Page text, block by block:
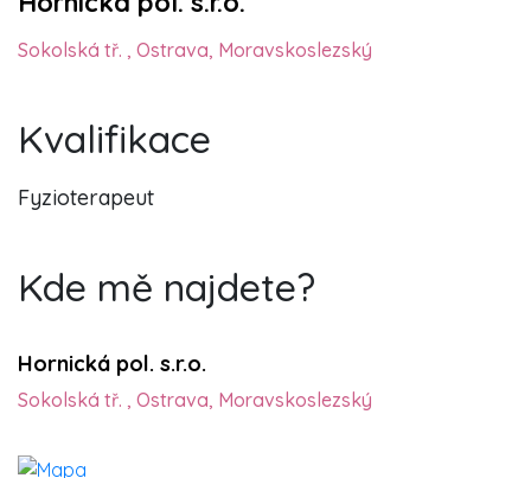
Sokolská tř. , Ostrava, Moravskoslezský
Kvalifikace
Fyzioterapeut
Kde mě najdete?
Hornická pol. s.r.o.
Sokolská tř. , Ostrava, Moravskoslezský